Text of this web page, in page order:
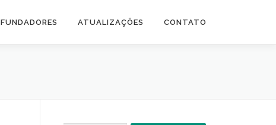
FUNDADORES ATUALIZAÇÕES CONTATO